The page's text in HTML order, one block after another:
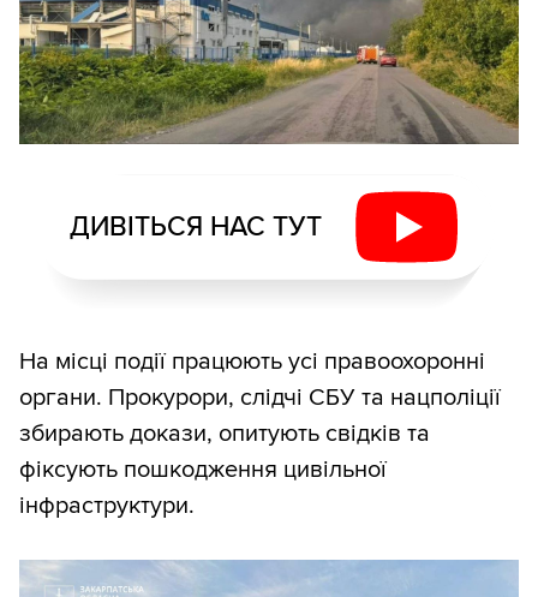
ДИВІТЬСЯ НАС ТУТ
На місці події працюють усі правоохоронні
органи. Прокурори, слідчі СБУ та нацполіції
збирають докази, опитують свідків та
фіксують пошкодження цивільної
інфраструктури.